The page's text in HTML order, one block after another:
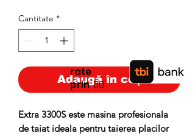
Cantitate *
Adaugă în coș
Extra 3300S este masina profesionala
de taiat ideala pentru taierea placilor
rate
prin👉🏿